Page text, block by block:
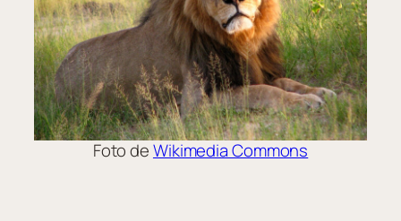
Foto deWikimedia Commons